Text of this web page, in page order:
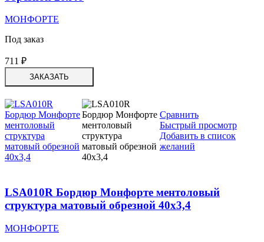
МОНФОРТЕ
Под заказ
711 ₽
ЗАКАЗАТЬ
Сравнить
Быстрый просмотр
Добавить в список
желаний
LSA010R Бордюр Монфорте ментоловый
структура матовый обрезной 40х3,4
МОНФОРТЕ